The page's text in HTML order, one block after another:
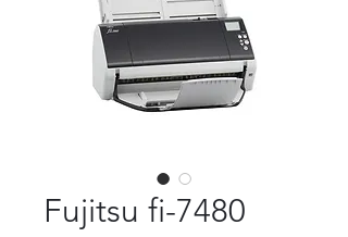
Fujitsu fi-7480